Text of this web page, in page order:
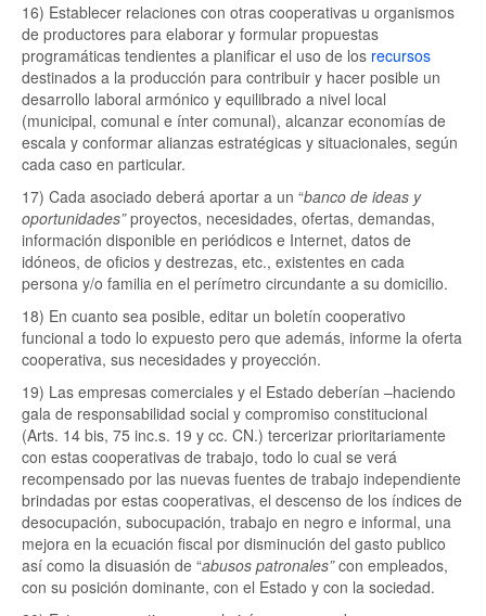
16) Establecer relaciones con otras cooperativas u organismos
de productores para elaborar y formular propuestas
programáticas tendientes a planificar el uso de los recursos
destinados a la producción para contribuir y hacer posible un
desarrollo laboral armónico y equilibrado a nivel local
(municipal, comunal e ínter comunal), alcanzar economías de
escala y conformar alianzas estratégicas y situacionales, según
cada caso en particular.
17) Cada asociado deberá aportar a un “banco de ideas y
oportunidades”proyectos, necesidades, ofertas, demandas,
información disponible en periódicos e Internet, datos de
idóneos, de oficios y destrezas, etc., existentes en cada
persona y/o familia en el perímetro circundante a su domicilio.
18) En cuanto sea posible, editar un boletín cooperativo
funcional a todo lo expuesto pero que además, informe la oferta
cooperativa, sus necesidades y proyección.
19) Las empresas comerciales y el Estado deberían –haciendo
gala de responsabilidad social y compromiso constitucional
(Arts. 14 bis, 75 inc.s. 19 y cc. CN.) tercerizar prioritariamente
con estas cooperativas de trabajo, todo lo cual se verá
recompensado por las nuevas fuentes de trabajo independiente
brindadas por estas cooperativas, el descenso de los índices de
desocupación, subocupación, trabajo en negro e informal, una
mejora en la ecuación fiscal por disminución del gasto publico
así como la disuasión de “abusos patronales”con empleados,
con su posición dominante, con el Estado y con la sociedad.